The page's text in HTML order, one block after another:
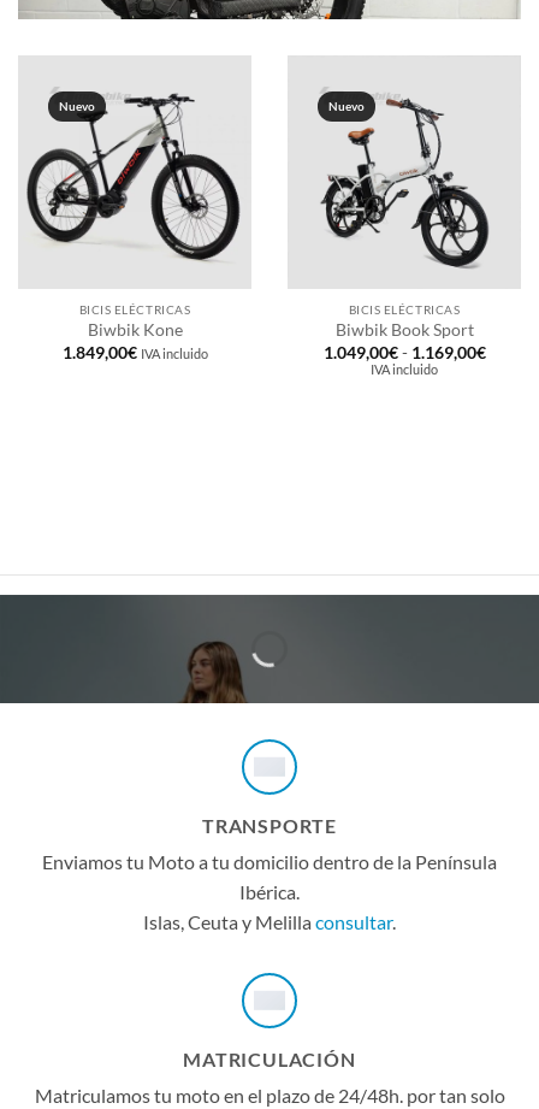
Nuevo
BICIS ELÉCTRICAS
Biwbik Kone
1.849,00€ IVA incluido
Nuevo
BICIS ELÉCTRICAS
Biwbik Book Sport
1.049,00€ - 1.169,00€Rango
IVA incluido
APROBADO NUEVO PLAN AUTO+
TRANSPORTE
Enviamos tu Moto a tu domicilio dentro de la Península
Ibérica.
Islas, Ceuta y Melilla consultar.
MATRICULACIÓN
Matriculamos tu moto en el plazo de 24/48h. por tan solo